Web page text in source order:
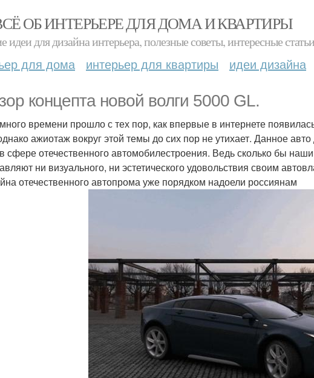
ОБ ИНТЕРЬЕРЕ ДЛЯ ДОМА И КВАРТИРЫ
идеи для дизайна интерьера, полезные советы, интересные статьи
для дома интерьер для квартиры идеи дизайна
концепта новой волги 5000 GL.
времени прошло с тех пор, как впервые в интернете
ажиотаж вокруг этой темы до сих пор не утихает. Данное
сфере отечественного автомобилестроения. Ведь сколько бы
ни визуального, ни эстетического удовольствия своим
отечественного автопрома уже порядком надоели россиянам